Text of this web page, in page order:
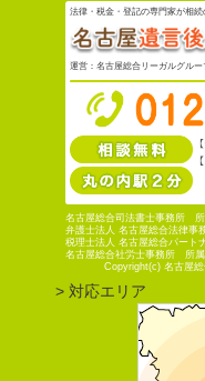
法律・税金・登記の専門家が相
運営：名古屋総合リーガルグルー
名古屋総合司法書士事務所
弁護士法人 名古屋総合法律
税理士法人 名古屋総合パー
名古屋総合社労士事務所 所
Copyright(c) 名古屋
> 対応エリア